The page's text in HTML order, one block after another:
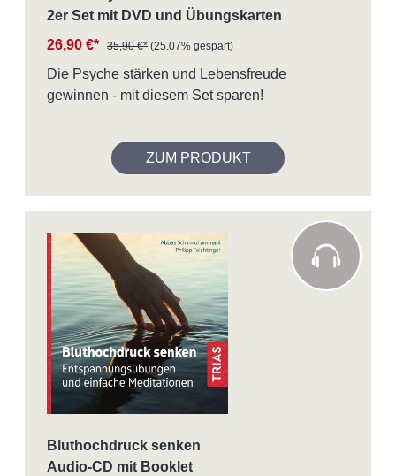
2er Set mit DVD und Übungskarten
26,90 €*
35,90 €* (25.07% gespart)
Die Psyche stärken und Lebensfreude
gewinnen - mit diesem Set sparen!
ZUM PRODUKT
Bluthochdruck senken
Audio-CD mit Booklet